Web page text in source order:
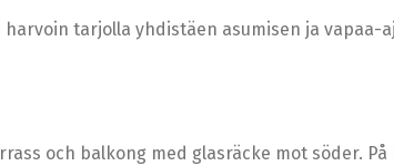
tarjolla yhdistäen asumisen ja vapaa-
och balkong med glasräcke mot söder.